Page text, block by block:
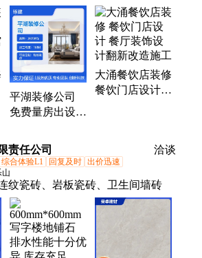
计、深圳烘焙店装修设计、深圳厂
店铺装修设计、深圳培训室装修设
修设计、深圳美容院装修设计、深
、深圳无尘车间装修设计、深圳医
深圳养身馆装修设计、深圳棋牌室
锅店装修设计、深圳烧烤店装修设
设计、深圳展厅装修设计、深圳
设计、深圳办公楼装修设计、深圳
深圳家装设计装修、深圳棋牌室装
平湖装修公司
免费量房出设计
包园装潢设计施
工公司
大涌餐饮店装修
餐饮门店设计
责任公司 洽谈
综合体验L1 回复及时 出价迅速
山
纹瓷砖、岩板瓷砖、卫生间墙砖